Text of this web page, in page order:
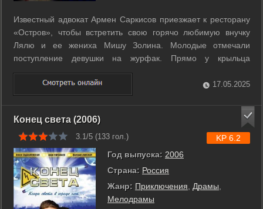
Известный адвокат Армен Саркисов приезжает к ресторану
«Остров», чтобы встретить свою горячо любимую внучку
Лялю и ее жениха Мишу Золина. Молодые отмечали
поступление девушки на журфак. Прямо у крыльца
неизвестный совершает убийство журналиста Александра
Логинова, сотрудника популярного журнала «Город», и
Саркисов становится невольным свидетелем ...
17.05.2025
Конец света (2006)
3.1/5 (133 гол.)
Год выпуска: 2006
Страна: Россия
Жанр: Приключения Драмы
Мелодрамы
KP 6.2